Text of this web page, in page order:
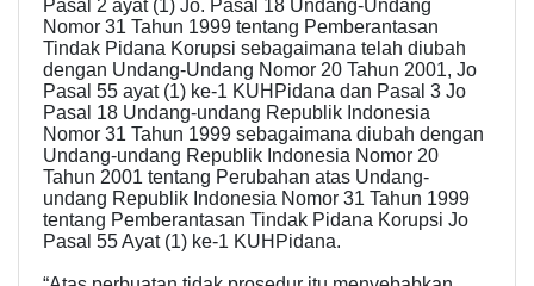
Pasal 2 ayat (1) Jo. Pasal 18 Undang-Undang
Nomor 31 Tahun 1999 tentang Pemberantasan
Tindak Pidana Korupsi sebagaimana telah diubah
dengan Undang-Undang Nomor 20 Tahun 2001, Jo
Pasal 55 ayat (1) ke-1 KUHPidana dan Pasal 3 Jo
Pasal 18 Undang-undang Republik Indonesia
Nomor 31 Tahun 1999 sebagaimana diubah dengan
Undang-undang Republik Indonesia Nomor 20
Tahun 2001 tentang Perubahan atas Undang-
undang Republik Indonesia Nomor 31 Tahun 1999
tentang Pemberantasan Tindak Pidana Korupsi Jo
Pasal 55 Ayat (1) ke-1 KUHPidana.